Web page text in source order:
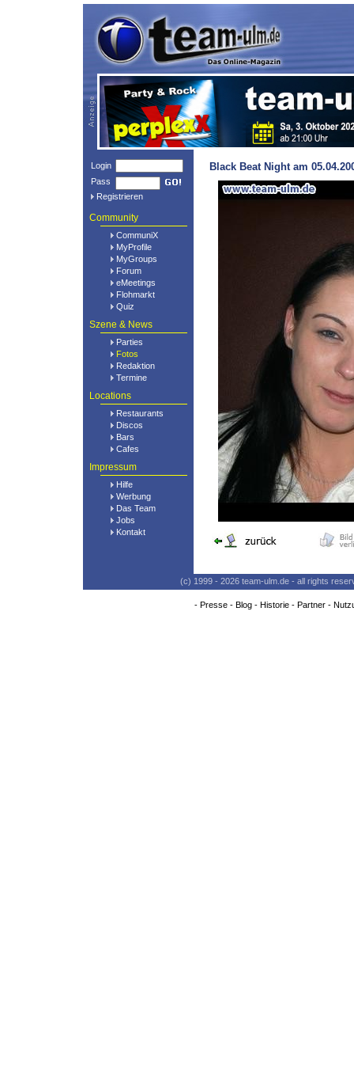
Login
Pass
Registrieren
Community
CommuniX
MyProfile
MyGroups
Forum
eMeetings
Flohmarkt
Quiz
Szene & News
Parties
Fotos
Redaktion
Termine
Locations
Restaurants
Discos
Bars
Cafes
Impressum
Hilfe
Werbung
Das Team
Jobs
Kontakt
Black Beat Night am
(c) 1999 - 2026 team-ulm.de - all rights
- Presse- Blog- Historie- Partner-